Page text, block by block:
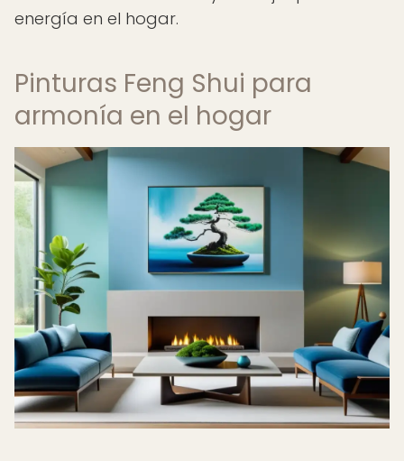
energía en el hogar.
Pinturas Feng Shui para
armonía en el hogar